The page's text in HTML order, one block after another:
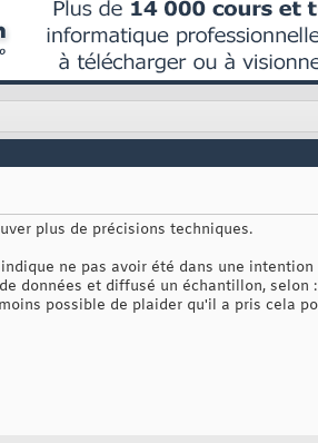
plus de précisions techniques.
ne pas avoir été dans une
données et diffusé un échantillon, selon :
possible de plaider qu'il a pris cela